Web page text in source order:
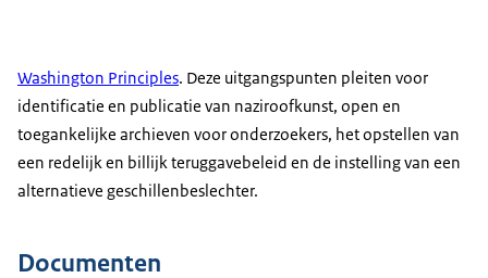
Washington Principles. Deze uitgangspunten pleiten voor
identificatie en publicatie van naziroofkunst, open en
toegankelijke archieven voor onderzoekers, het opstellen van
een redelijk en billijk teruggavebeleid en de instelling van een
alternatieve geschillenbeslechter.
Documenten